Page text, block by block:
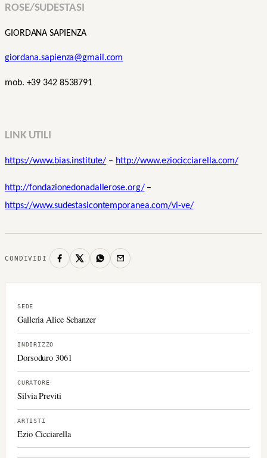
ROSE/SUDESTASI
GIORDANA SAPIENZA
giordana.sapienza@gmail.com
mob. +39 342 8538791
LINK UTILI
https://www.bias.institute/ – http://www.eziocicciarella.com/
http://fondazionedonadallerose.org/
https://www.sudestasicontemporanea.com/vi-ve/
CONDIVIDI
SEDE
Galleria Alice Schanzer
INDIRIZZO
Dorsoduro 3061
CURATORE
Silvia Previti
ARTISTI
Ezio Cicciarella